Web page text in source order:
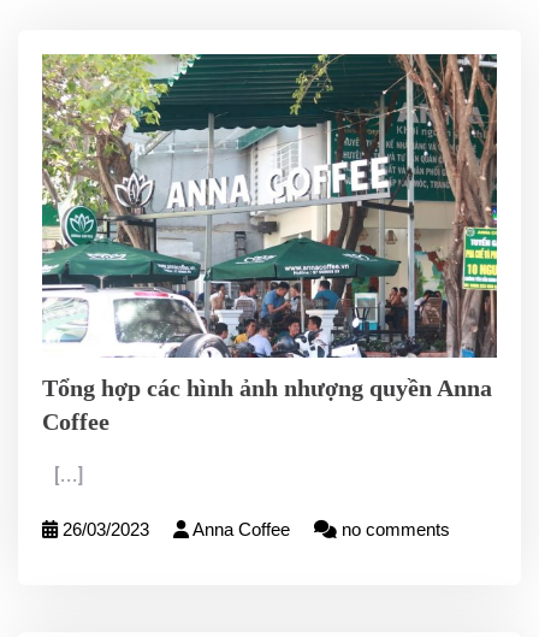
Tổng hợp các hình ảnh nhượng quyền Anna
Coffee
[...]
26/03/2023 Anna Coffee no comments